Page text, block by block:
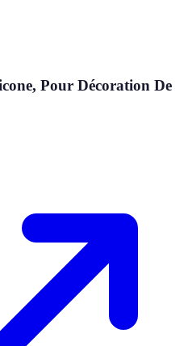
Pour Décoration De